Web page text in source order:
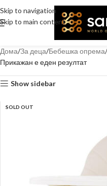
Skip to navigation
Skip to main content
Дома За деца Бебешка опрема
Прикажан е еден резултат
Show sidebar
SOLD OUT